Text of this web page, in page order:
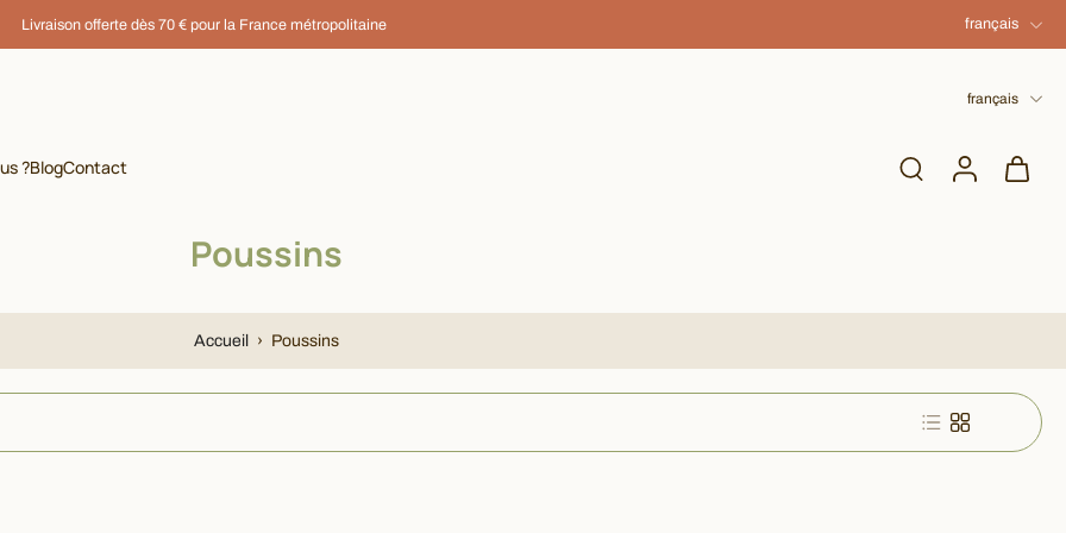
Livraison offerte dès 70 € pour la France métropolitaine français
français
?BlogContact
Poussins
Accueil › Poussins